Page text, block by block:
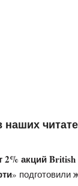
акций
» подготовили